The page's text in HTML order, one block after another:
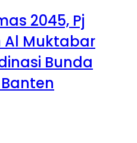
2045, Pj
Al Muktabar
Bunda